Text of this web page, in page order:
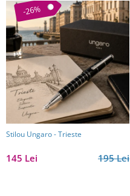
-26%
Stilou Ungaro - Trieste
195 Lei
145 Lei